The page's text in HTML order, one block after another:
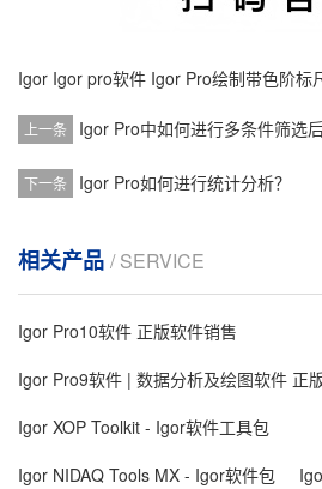
Igor Igor pro软件 Igor Pro绘制带色阶标
上一条 Igor Pro中如何进行多条件筛选
下一条 Igor Pro如何进行统计分析？
相关产品 / SERVICE
Igor Pro10软件 正版软件销售
Igor Pro9软件 | 数据分析及绘图软件 正
Igor XOP Toolkit - Igor软件工具包
Igor NIDAQ Tools MX - Igor软件包